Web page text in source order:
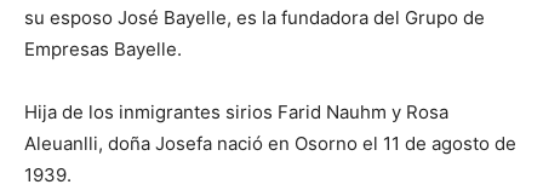
su esposo José Bayelle, es la fundadora del Grupo de
Empresas Bayelle.
Hija de los inmigrantes sirios Farid Nauhm y Rosa
Aleuanlli, doña Josefa nació en Osorno el 11 de agosto de
1939.